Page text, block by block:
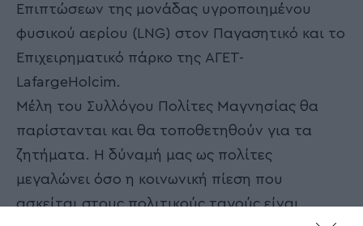
Επιπτώσεων της μονάδας υγροποιημένου
φυσικού αερίου (LNG) στον Παγασητικό και το
Επιχειρηματικό πάρκο της ΑΓΕΤ-
LafargeHolcim.
Μέλη του Συλλόγου Πολίτες Μαγνησίας θα
παρίστανται και θα τοποθετηθούν για τα
ζητήματα. Η δύναμή μας ως πολίτες
μεγαλώνει όσο η κοινωνική πίεση που
ασκείται στους πολιτικούς ταγούς είναι